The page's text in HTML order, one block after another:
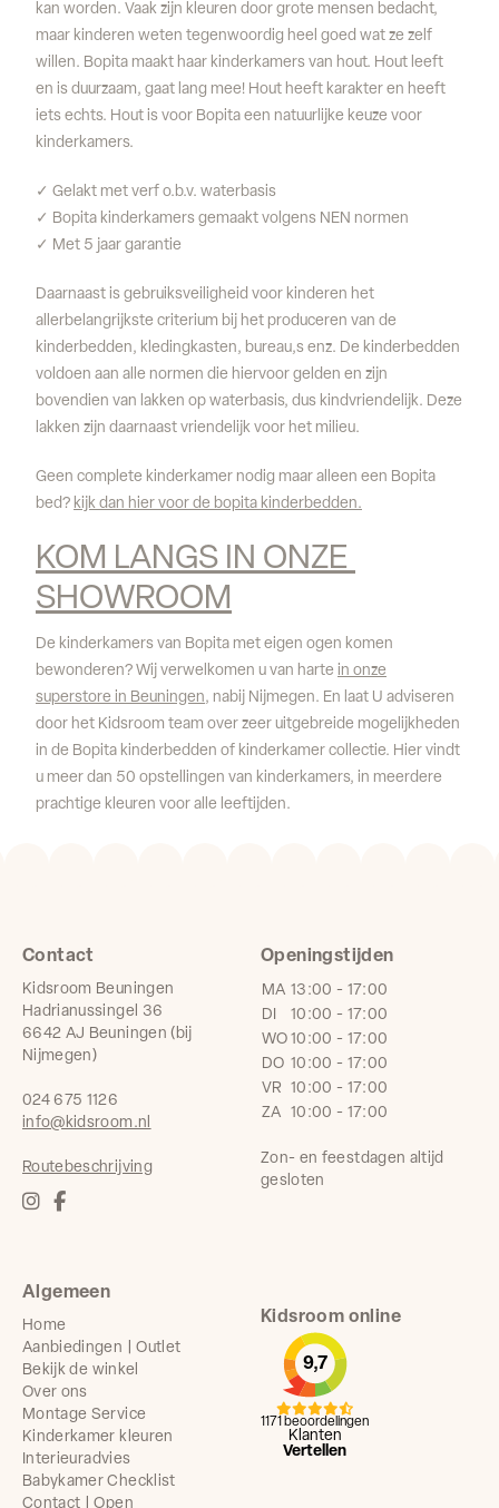
kan worden. Vaak zijn kleuren door grote mensen bedacht,
maar kinderen weten tegenwoordig heel goed wat ze zelf
willen. Bopita maakt haar kinderkamers van hout. Hout leeft
en is duurzaam, gaat lang mee! Hout heeft karakter en heeft
iets echts. Hout is voor Bopita een natuurlijke keuze voor
kinderkamers.
✓ Gelakt met verf o.b.v. waterbasis
✓ Bopita kinderkamers gemaakt volgens NEN normen
✓ Met 5 jaar garantie
Daarnaast is gebruiksveiligheid voor kinderen het
allerbelangrijkste criterium bij het produceren van de
kinderbedden, kledingkasten, bureau,s enz. De kinderbedden
voldoen aan alle normen die hiervoor gelden en zijn
bovendien van lakken op waterbasis, dus kindvriendelijk. Deze
lakken zijn daarnaast vriendelijk voor het milieu.
Geen complete kinderkamer nodig maar alleen een Bopita
bed? kijk dan hier voor de bopita kinderbedden.
KOM LANGS IN ONZE
SHOWROOM
De kinderkamers van Bopita met eigen ogen komen
bewonderen? Wij verwelkomen u van harte in onze
superstore in Beuningen, nabij Nijmegen. En laat U adviseren
door het Kidsroom team over zeer uitgebreide mogelijkheden
in de Bopita kinderbedden of kinderkamer collectie. Hier vindt
u meer dan 50 opstellingen van kinderkamers, in meerdere
prachtige kleuren voor alle leeftijden.
Algemeen
Home
Aanbiedingen | Outlet
Bekijk de winkel
Over ons
Montage Service
Kinderkamer kleuren
Interieuradvies
Babykamer Checklist
Contact | Open
Contact
Kidsroom Beuningen
Hadrianussingel 36
6642 AJ Beuningen (bij
Nijmegen)
024 675 1126
info@kidsroom.nl
Routebeschrijving
Openingstijden
MA 13:00 - 17:00
DI
10:00 - 17:00
WO 10:00 - 17:00
DO 10:00 - 17:00
VR 10:00 - 17:00
ZA 10:00 - 17:00
Zon- en feestdagen altijd
gesloten
Kidsroom online
9,7
Klanten
Vertellen
1171 beoordelingen